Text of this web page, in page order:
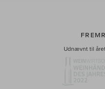
Udnævnt til